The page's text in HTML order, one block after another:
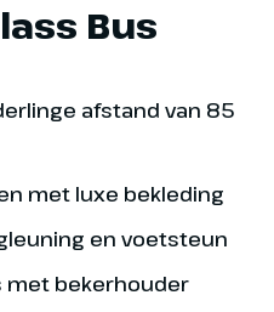
Bus
afstand van 85
met luxe bekleding
en voetsteun
met bekerhouder